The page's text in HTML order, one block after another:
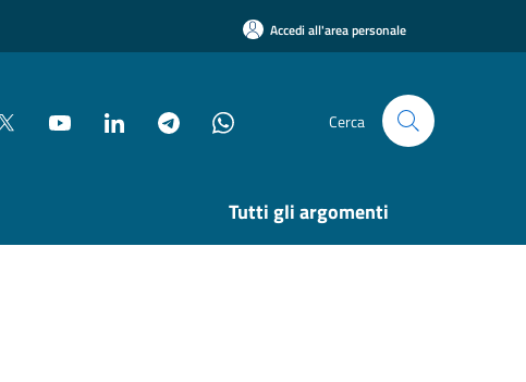
Accedi all'area personale
Cerca
Tutti gli argomenti